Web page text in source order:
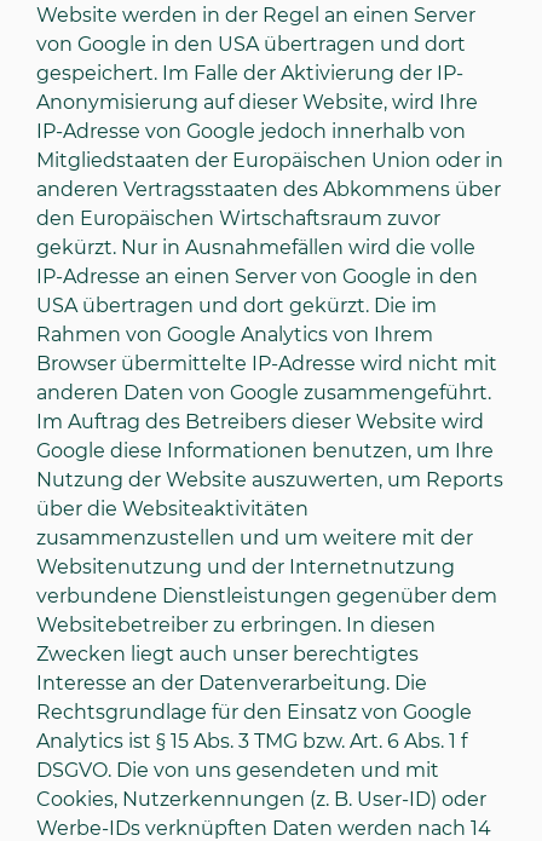
Website werden in der Regel an einen Server
von Google in den USA übertragen und dort
gespeichert. Im Falle der Aktivierung der IP-
Anonymisierung auf dieser Website, wird Ihre
IP-Adresse von Google jedoch innerhalb von
Mitgliedstaaten der Europäischen Union oder in
anderen Vertragsstaaten des Abkommens über
den Europäischen Wirtschaftsraum zuvor
gekürzt. Nur in Ausnahmefällen wird die volle
IP-Adresse an einen Server von Google in den
USA übertragen und dort gekürzt. Die im
Rahmen von Google Analytics von Ihrem
Browser übermittelte IP-Adresse wird nicht mit
anderen Daten von Google zusammengeführt.
Im Auftrag des Betreibers dieser Website wird
Google diese Informationen benutzen, um Ihre
Nutzung der Website auszuwerten, um Reports
über die Websiteaktivitäten
zusammenzustellen und um weitere mit der
Websitenutzung und der Internetnutzung
verbundene Dienstleistungen gegenüber dem
Websitebetreiber zu erbringen. In diesen
Zwecken liegt auch unser berechtigtes
Interesse an der Datenverarbeitung. Die
Rechtsgrundlage für den Einsatz von Google
Analytics ist § 15 Abs. 3 TMG bzw. Art. 6 Abs. 1 f
DSGVO. Die von uns gesendeten und mit
Cookies, Nutzerkennungen (z. B. User-ID) oder
Werbe-IDs verknüpften Daten werden nach 14